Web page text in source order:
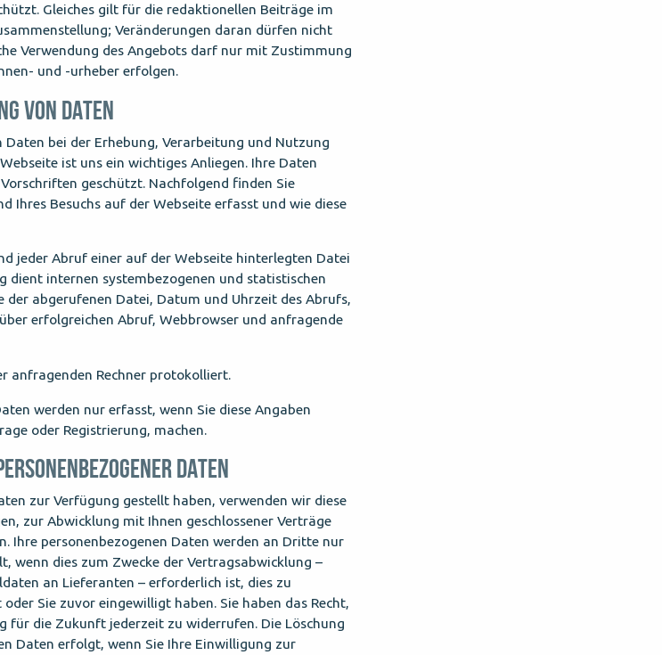
Gleiches gilt für die redaktionellen Beiträge im
Veränderungen daran dürfen nicht
Verwendung des Angebots darf nur mit Zustimmung
und -urheber erfolgen.
VON DATEN
Daten bei der Erhebung, Verarbeitung und Nutzung
ist uns ein wichtiges Anliegen. Ihre Daten
geschützt. Nachfolgend finden Sie
Ihres Besuchs auf der Webseite erfasst und wie diese
jeder Abruf einer auf der Webseite hinterlegten Datei
dient internen systembezogenen und statistischen
der abgerufenen Datei, Datum und Uhrzeit des Abrufs,
erfolgreichen Abruf, Webbrowser und anfragende
anfragenden Rechner protokolliert.
werden nur erfasst, wenn Sie diese Angaben
oder Registrierung, machen.
DATEN
zur Verfügung gestellt haben, verwenden wir diese
zur Abwicklung mit Ihnen geschlossener Verträge
Ihre personenbezogenen Daten werden an Dritte nur
wenn dies zum Zwecke der Vertragsabwicklung –
an Lieferanten – erforderlich ist, dies zu
Sie zuvor eingewilligt haben. Sie haben das Recht,
für die Zukunft jederzeit zu widerrufen. Die Löschung
Daten erfolgt, wenn Sie Ihre Einwilligung zur